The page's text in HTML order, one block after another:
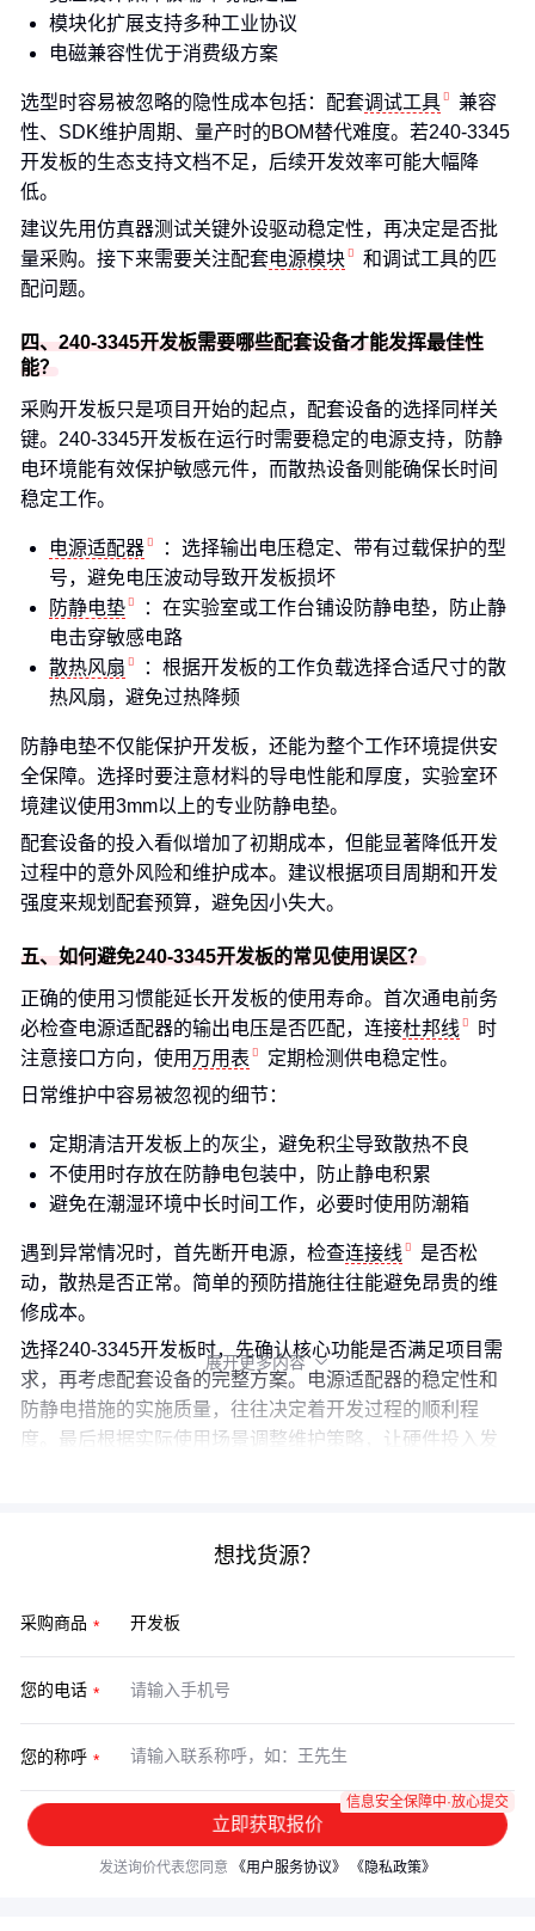
模块化扩展支持多种工业协议
电磁兼容性优于消费级方案
选型时容易被忽略的隐性成本包括：配套调试工具
兼容
性、SDK维护周期、量产时的BOM替代难度。若240-3345
开发板的生态支持文档不足，后续开发效率可能大幅降
低。
建议先用仿真器测试关键外设驱动稳定性，再决定是否批
量采购。接下来需要关注配套电源模块
和调试工具的匹
配问题。
四、240-3345开发板需要哪些配套设备才能发挥最佳性
能？
采购开发板只是项目开始的起点，配套设备的选择同样关
键。240-3345开发板在运行时需要稳定的电源支持，防静
电环境能有效保护敏感元件，而散热设备则能确保长时间
稳定工作。
电源适配器
：选择输出电压稳定、带有过载保护的型
号，避免电压波动导致开发板损坏
防静电垫
：在实验室或工作台铺设防静电垫，防止静
电击穿敏感电路
散热风扇
：根据开发板的工作负载选择合适尺寸的散
热风扇，避免过热降频
防静电垫不仅能保护开发板，还能为整个工作环境提供安
全保障。选择时要注意材料的导电性能和厚度，实验室环
境建议使用3mm以上的专业防静电垫。
配套设备的投入看似增加了初期成本，但能显著降低开发
过程中的意外风险和维护成本。建议根据项目周期和开发
强度来规划配套预算，避免因小失大。
五、如何避免240-3345开发板的常见使用误区？
正确的使用习惯能延长开发板的使用寿命。首次通电前务
必检查电源适配器的输出电压是否匹配，连接杜邦线
时
注意接口方向，使用 万用表
定期检测供电稳定性。
日常维护中容易被忽视的细节：
定期清洁开发板上的灰尘，避免积尘导致散热不良
不使用时存放在防静电包装中，防止静电积累
避免在潮湿环境中长时间工作，必要时使用防潮箱
遇到异常情况时，首先断开电源，检查连接线
是否松
动，散热是否正常。简单的预防措施往往能避免昂贵的维
修成本。
选择240-3345开发板时，先确认核心功能是否满足项目需
求，再考虑配套设备的完整方案。电源适配器的稳定性和
防静电措施的实施质量，往往决定着开发过程的顺利程
度。最后根据实际使用场景调整维护策略，让硬件投入发
展开更多内容 
想找货源？
采购商品
您的电话
您的称呼
立即获取报价
信息安全保障中·放心提交
发送询价代表您同意 《用户服务协议》 《隐私政策》